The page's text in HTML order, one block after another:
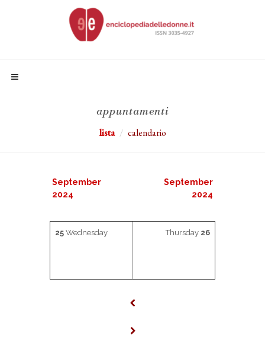
appuntamenti
lista calendario
September
2024
September
2024
25 Wednesday Thursday 26